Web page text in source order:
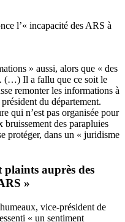
l’« incapacité des ARS à
» aussi, alors que « des
(…) Il a fallu que ce soit le
remonter les informations à
du département.
qui n’est pas organisée pour
des parapluies
protéger, dans un « juridisme
plaints auprès des
»
vice-président de
« un sentiment